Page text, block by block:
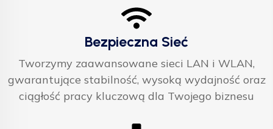
Bezpieczna Sieć
Tworzymy zaawansowane sieci LAN i WLAN,
gwarantujące stabilność, wysoką wydajność oraz
ciągłość pracy kluczową dla Twojego biznesu